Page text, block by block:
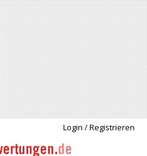
Login / Registrieren